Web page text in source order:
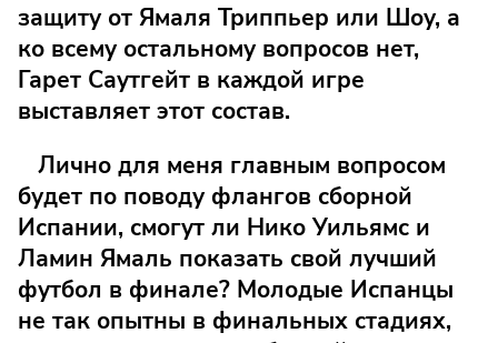
защиту от Ямаля Триппьер или Шоу, а
ко всему остальному вопросов нет,
Гарет Саутгейт в каждой игре
выставляет этот состав.
Лично для меня главным вопросом
будет по поводу флангов сборной
Испании, смогут ли Нико Уильямс и
Ламин Ямаль показать свой лучший
футбол в финале? Молодые Испанцы
не так опытны в финальных стадиях,